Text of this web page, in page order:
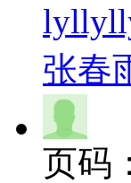
张春
页码